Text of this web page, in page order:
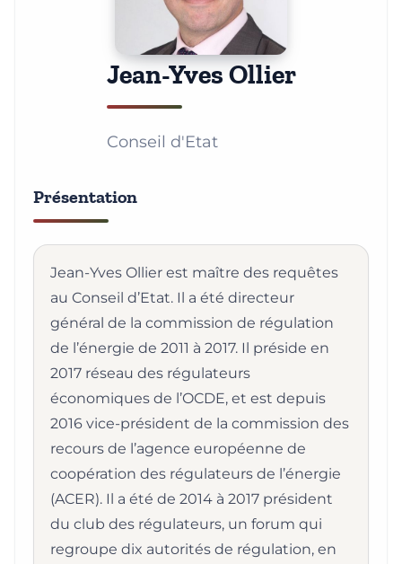
Jean-Yves Ollier
Conseil d'Etat
Présentation
Jean-Yves Ollier est maître des requêtes
au Conseil d’Etat. Il a été directeur
général de la commission de régulation
de l’énergie de 2011 à 2017. Il préside en
2017 réseau des régulateurs
économiques de l’OCDE, et est depuis
2016 vice-président de la commission des
recours de l’agence européenne de
coopération des régulateurs de l’énergie
(ACER). Il a été de 2014 à 2017 président
du club des régulateurs, un forum qui
regroupe dix autorités de régulation, en